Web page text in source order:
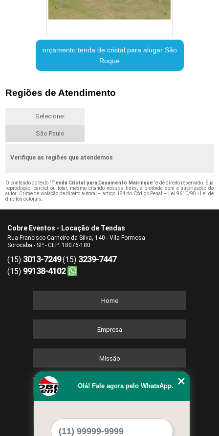
orçamento tenda de cristal para alugar São
Roque
Regiões de Atendimento
Selecione:
São Paulo
Verifique as regiões que atendemos
O conteúdo do texto "Tenda Cristal para Casamento Mairinque" é de direito reservado. Sua
reprodução, parcial ou total, mesmo citando nossos links, é proibida sem a autorização do
autor. Crime de violação de direito autoral – artigo 184 do Código Penal – Lei 9610/98 - Lei de
direitos autorais.
Cobre Eventos - Locação de Tendas
Rua Francisco Carneiro da Silva, 140 - Vila Formosa
Sorocaba - SP - CEP: 18076-180
(15) 3013-7249(15) 3239-7447
(15) 99138-4102
Home
Empresa
Missão
Serviços
Olá! Fale agora pelo WhatsApp.